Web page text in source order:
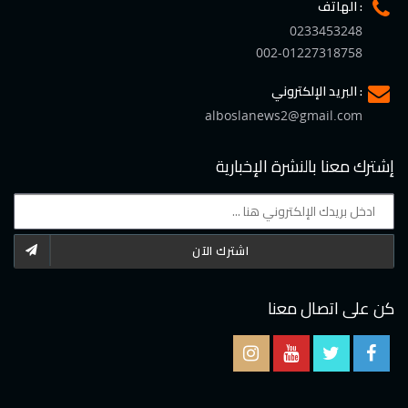
الهاتف :
0233453248
002-01227318758
البريد الإلكتروني :
alboslanews2@gmail.com
إشترك معنا بالنشرة الإخبارية
اشترك الآن
كن على اتصال معنا